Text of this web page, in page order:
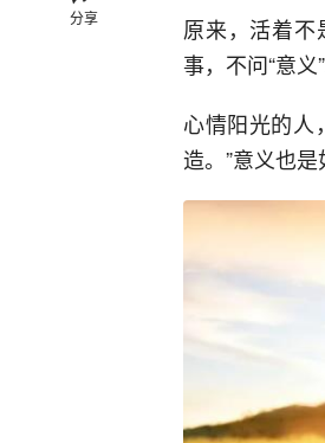
分享
原来，活着
事，不问“意义”
心情阳光的人
造。”意义也是